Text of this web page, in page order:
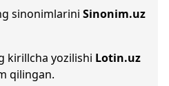
sinonimlarini Sinonim.uz
kirillcha yozilishi Lotin.uz
qilingan.